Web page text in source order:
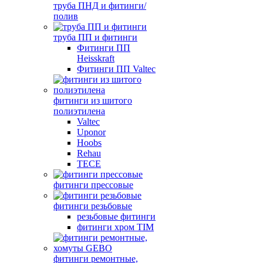
труба ПНД и фитинги/
полив
труба ПП и фитинги
Фитинги ПП
Heisskraft
Фитинги ПП Valtec
фитинги из шитого
полиэтилена
Valtec
Uponor
Hoobs
Rehau
TECE
фитинги прессовые
фитинги резьбовые
резьбовые фитинги
фитинги хром TIM
фитинги ремонтные,